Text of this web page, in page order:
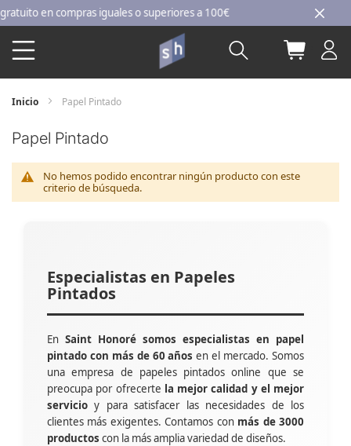
Ir
al
contenido
en compras iguales o superiores a 100€
Buscar Mi
Inicio Papel Pintado
Papel Pintado
No hemos podido encontrar ningún producto con este
criterio de búsqueda.
Especialistas en Papeles
Pintados
En Saint Honoré somos especialistas en papel
pintado con más de 60 años en el mercado. Somos
una empresa de papeles pintados online que se
preocupa por ofrecerte la mejor calidad y el mejor
servicio y para satisfacer las necesidades de los
clientes más exigentes. Contamos con más de 3000
productos con la más amplia variedad de diseños.